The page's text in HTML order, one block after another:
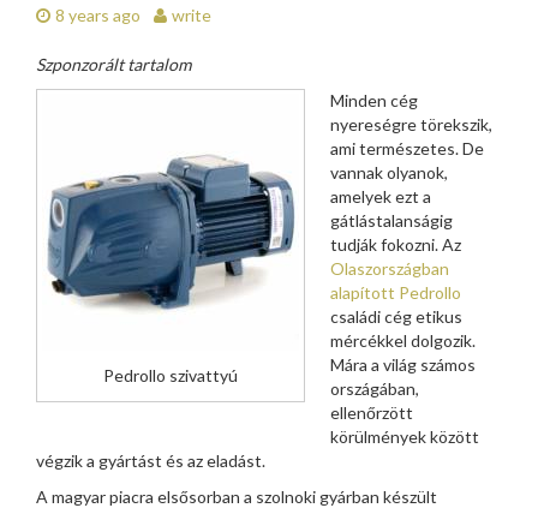
8 years ago write
Szponzorált tartalom
Pedrollo szivattyú
Minden cég
nyereségre törekszik,
ami természetes. De
vannak olyanok,
amelyek ezt a
gátlástalanságig
tudják fokozni. Az
Olaszországban
alapított Pedrollo
családi cég etikus
mércékkel dolgozik.
Mára a világ számos
országában,
ellenőrzött
körülmények között
végzik a gyártást és az eladást.
A magyar piacra elsősorban a szolnoki gyárban készült